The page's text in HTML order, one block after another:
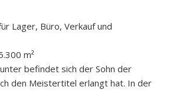
Lager, Büro, Verkauf und
m²
befindet sich der Sohn der
den Meistertitel erlangt hat. In der